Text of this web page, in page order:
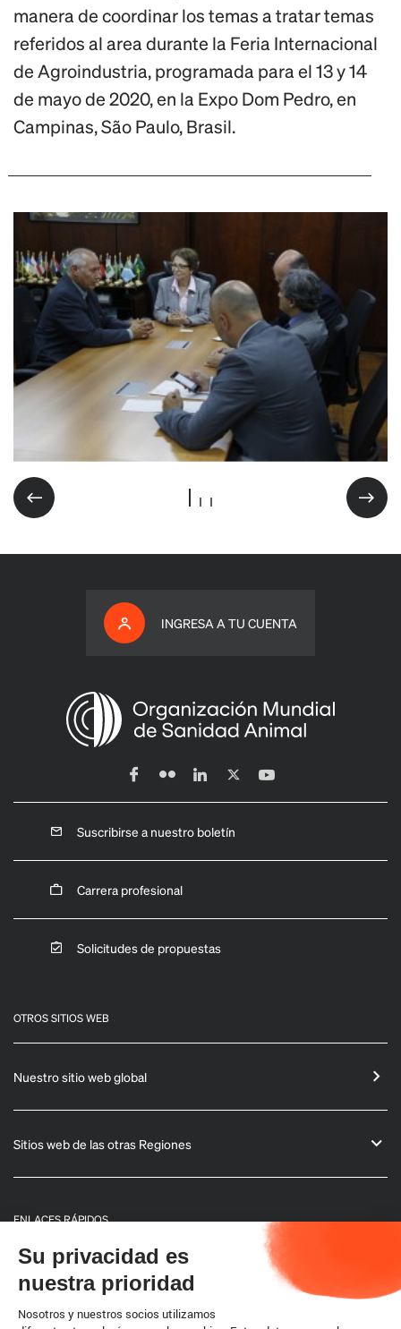
manera de coordinar los temas a tratar temas
referidos al areadurante la Feria Internacional
de Agroindustria, programada para el 13 y 14
de mayo de 2020, en la ExpoDom Pedro, en
Campinas, São Paulo, Brasil.
INGRESA A TU CUENTA
Suscribirse a nuestro boletín
Carrera profesional
Solicitudes de propuestas
OTROS SITIOS WEB
Nuestro sitio web global
Sitios web de las otras Regiones
ENLACES RÁPIDOS
Informaciones generales
Boletín
Su privacidad es
nuestra prioridad
Nosotros y nuestros socios utilizamos